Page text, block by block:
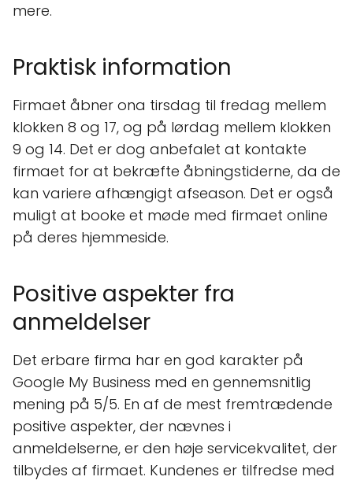
mere.
Praktisk information
Firmaet åbner ona tirsdag til fredag mellem
klokken 8 og 17, og på lørdag mellem klokken
9 og 14. Det er dog anbefalet at kontakte
firmaet for at bekræfte åbningstiderne, da de
kan variere afhængigt afseason. Det er også
muligt at booke et møde med firmaet online
på deres hjemmeside.
Positive aspekter fra
anmeldelser
Det erbare firma har en god karakter på
Google My Business med en gennemsnitlig
mening på 5/5. En af de mest fremtrædende
positive aspekter, der nævnes i
anmeldelserne, er den høje servicekvalitet, der
tilbydes af firmaet. Kundenes er tilfredse med